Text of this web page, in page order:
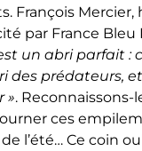
François
par France Bleu
un abri parfait :
des prédateurs,
». Reconnaissons-
ces
l’été… Ce coin